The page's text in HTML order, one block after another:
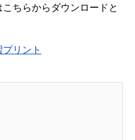
ちらからダウンロードと
リント